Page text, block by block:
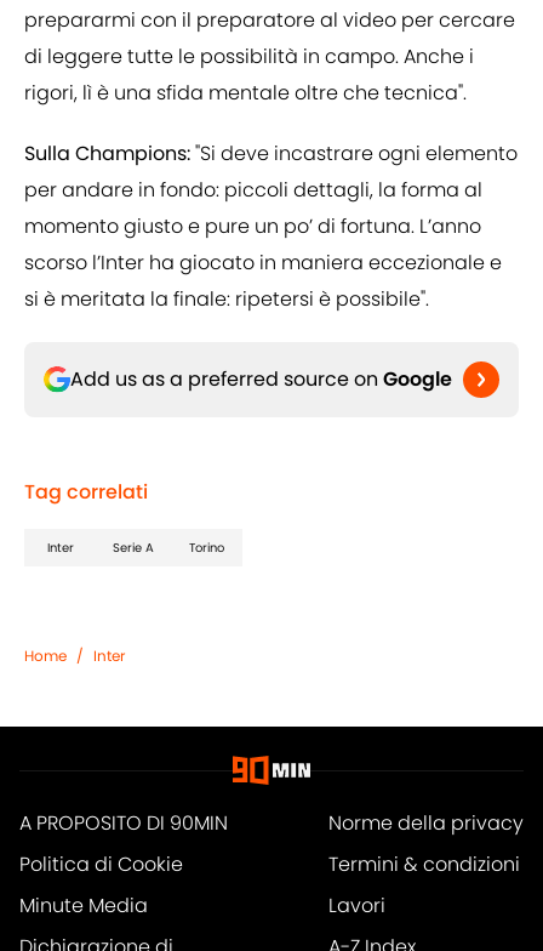
prepararmi con il preparatore al video per cercare
di leggere tutte le possibilità in campo. Anche i
rigori, lì è una sfida mentale oltre che tecnica".
Sulla Champions:"Si deve incastrare ogni elemento
per andare in fondo: piccoli dettagli, la forma al
momento giusto e pure un po’ di fortuna. L’anno
scorso l’Inter ha giocato in maniera eccezionale e
si è meritata la finale: ripetersi è possibile".
Add us as a preferred source on Google
Tag correlati
Inter Serie A Torino
Home / Inter
A PROPOSITO DI 90MIN
Norme della privacy
Politica di Cookie
Termini & condizioni
Minute Media
Lavori